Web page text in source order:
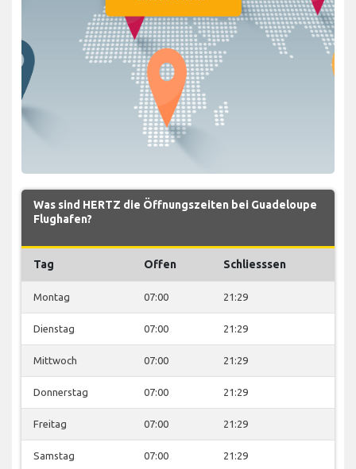
Was sind HERTZ die Öffnungszeiten bei Guadeloupe
Flughafen?
Tag Offen Schliesssen
Montag 07:00 21:29
Dienstag 07:00 21:29
Mittwoch 07:00 21:29
Donnerstag 07:00 21:29
Freitag 07:00 21:29
Samstag 07:00 21:29